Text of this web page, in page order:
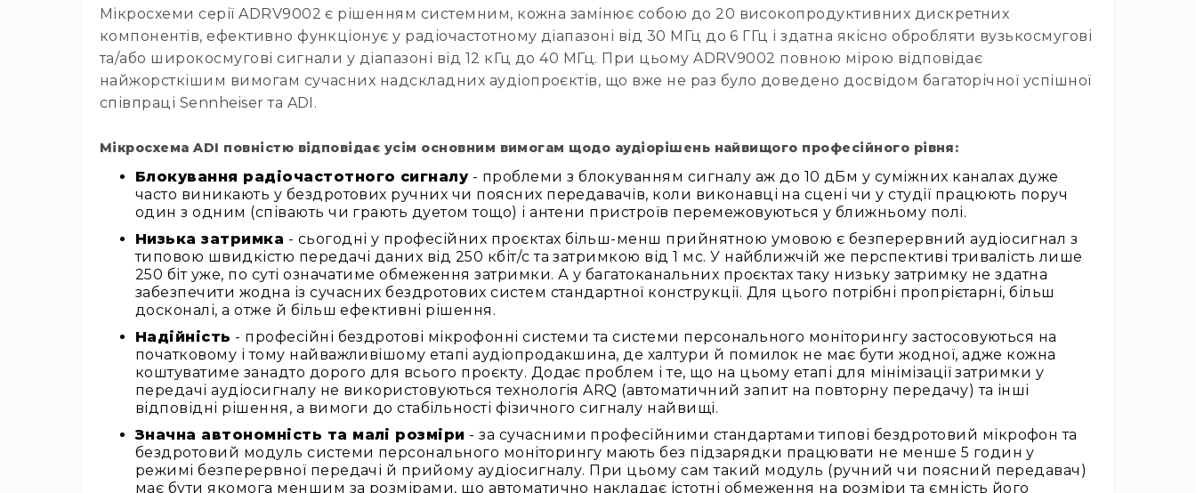
Мікросхеми серії ADRV9002 є рішенням системним, кожна замінює собою до 20 високопродуктивних дискретних
компонентів, ефективно функціонує у радіочастотному діапазоні від 30 МГц до 6 ГГц і здатна якісно обробляти вузькосмугові
та/або широкосмугові сигнали у діапазоні від 12 кГц до 40 МГц. При цьому ADRV9002 повною мірою відповідає
найжорсткішим вимогам сучасних надскладних аудіопроєктів, що вже не раз було доведено досвідом багаторічної успішної
співпраці Sennheiser та ADI.
Мікросхема ADI повністю відповідає усім основним вимогам щодо аудіорішень найвищого професійного рівня:
Блокування радіочастотного сигналу - проблеми з блокуванням сигналу аж до 10 дБм у суміжних каналах дуже
часто виникають у бездротових ручних чи поясних передавачів, коли виконавці на сцені чи у студії працюють поруч
один з одним (співають чи грають дуетом тощо) і антени пристроїв перемежовуються у ближньому полі.
Низька затримка - сьогодні у професійних проєктах більш-менш прийнятною умовою є безперервний аудіосигнал з
типовою швидкістю передачі даних від 250 кбіт/с та затримкою від 1 мс. У найближчій же перспективі тривалість лише
250 біт уже, по суті означатиме обмеження затримки. А у багатоканальних проєктах таку низьку затримку не здатна
забезпечити жодна із сучасних бездротових систем стандартної конструкції. Для цього потрібні пропрієтарні, більш
досконалі, а отже й більш ефективні рішення.
Надійність - професійні бездротові мікрофонні системи та системи персонального моніторингу застосовуються на
початковому і тому найважливішому етапі аудіопродакшина, де халтури й помилок не має бути жодної, адже кожна
коштуватиме занадто дорого для всього проєкту. Додає проблем і те, що на цьому етапі для мінімізації затримки у
передачі аудіосигналу не використовуються технологія ARQ (автоматичний запит на повторну передачу) та інші
відповідні рішення, а вимоги до стабільності фізичного сигналу найвищі.
Значна автономність та малі розміри - за сучасними професійними стандартами типові бездротовий мікрофон та
бездротовий модуль системи персонального моніторингу мають без підзарядки працювати не менше 5 годин у
режимі безперервної передачі й прийому аудіосигналу. При цьому сам такий модуль (ручний чи поясний передавач)
має бути якомога меншим за розмірами, що автоматично накладає істотні обмеження на розміри та ємність його